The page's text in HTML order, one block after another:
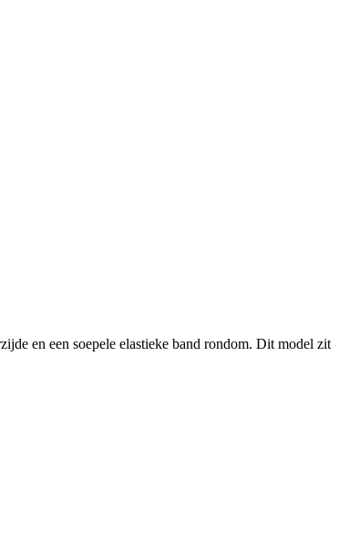
en een soepele elastieke band rondom. Dit model zit